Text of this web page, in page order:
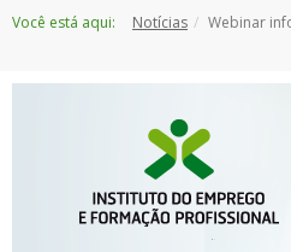
paraVocê está aqui: Notícias Webinar